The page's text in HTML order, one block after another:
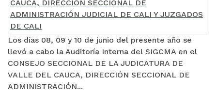
Los días 08, 09 y 10 de junio del presente año se
llevó a cabo la Auditoría Interna del SIGCMA en el
CONSEJO SECCIONAL DE LA JUDICATURA DE
VALLE DEL CAUCA, DIRECCIÓN SECCIONAL DE
ADMINISTRACIÓN...